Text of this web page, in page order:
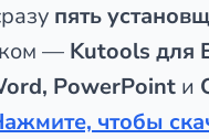
пять
— Kutools для
PowerPoint и
чтобы